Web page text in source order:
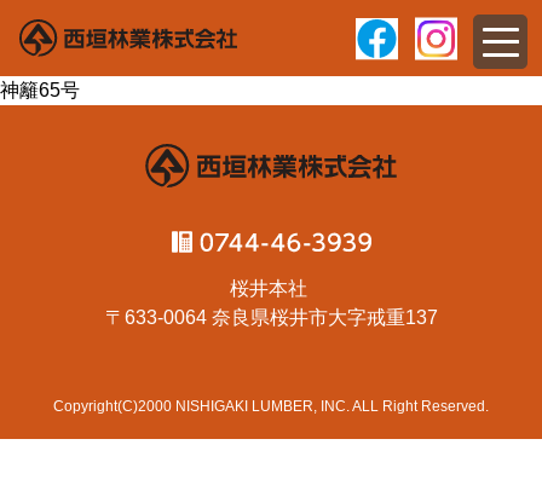
神籬65号
桜井本社
〒633-0064 奈良県桜井市大字戒重137
Copyright(C)2000 NISHIGAKI LUMBER, INC. ALL Right Reserved.